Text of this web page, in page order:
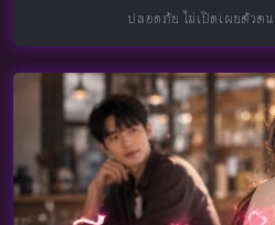
ปลอดภัย ไม่เปิดเผยตัวตน